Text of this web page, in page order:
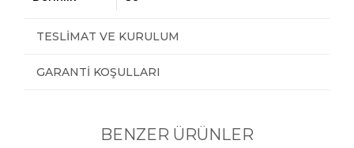
TESLIMAT VE KURULUM
GARANTI KOŞULLARI
BENZER ÜRÜNLER